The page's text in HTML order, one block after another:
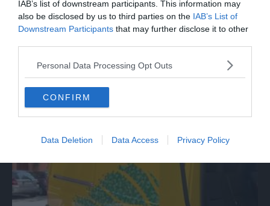
IAB’s list of downstream participants. This information may
also be disclosed by us to third parties on the IAB’s List of
Downstream Participants that may further disclose it to other
Personal Data Processing Opt Outs
CONFIRM
Data Deletion Data Access Privacy Policy
Incendio in Serbia, a fuoco una riserva
naturale vicino Belgrado